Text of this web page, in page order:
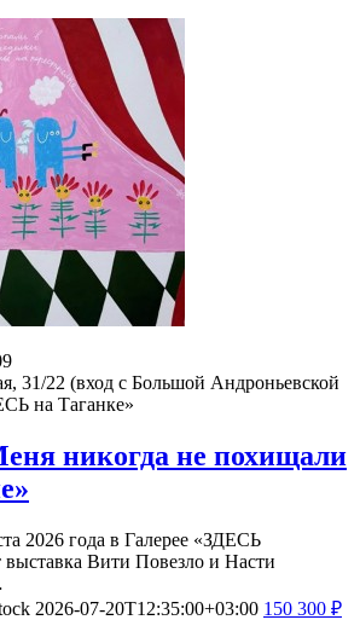
31/22 (вход с Большой Андроньевской
на Таганке»
никогда не похищали
2026 года в Галерее «ЗДЕСЬ
выставка Вити Повезло и Насти
2026-07-20T12:35:00+03:00 150 300 ₽